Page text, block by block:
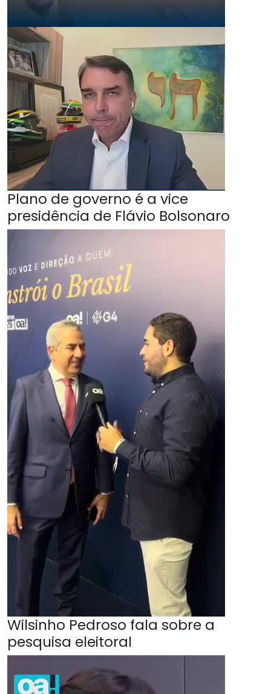
Plano de governo é a vice
presidência de Flávio Bolsonaro
Wilsinho Pedroso fala sobre a
pesquisa eleitoral